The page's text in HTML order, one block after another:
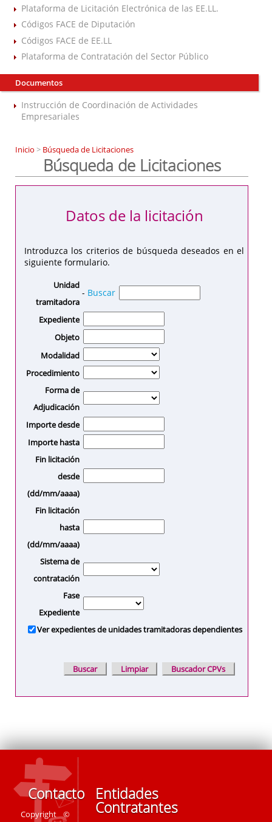
Plataforma de Licitación Electrónica de las EE.LL.
Códigos FACE de Diputación
Códigos FACE de EE.LL
Plataforma de Contratación del Sector Público
Documentos
Instrucción de Coordinación de Actividades
Empresariales
Inicio > Búsqueda de Licitaciones
Búsqueda de Licitaciones
Introduzca los criterios de búsqueda deseados en el
siguiente formulario.
Datos de la licitación
Unidad
tramitadora
- Buscar
Expediente
Objeto
Modalidad
Procedimiento
Forma de
Adjudicación
Importe desde
Importe hasta
Fin licitación
desde
(dd/mm/aaaa)
Fin licitación
hasta
(dd/mm/aaaa)
Sistema de
contratación
Fase
Expediente
Ver expedientes de unidades tramitadoras dependientes
Contacto
Copyright ©
Entidades
Contratantes